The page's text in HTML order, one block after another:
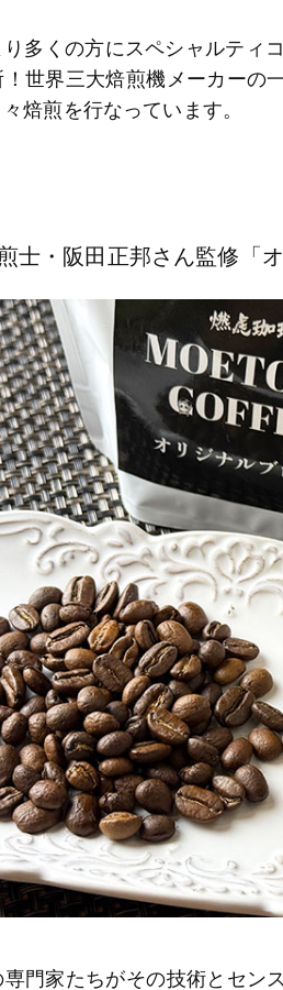
多くの方にスペシャルティ
世界三大焙煎機メーカーの
焙煎を行なっています。
士・阪田正邦さん監修「
門家たちがその技術とセン